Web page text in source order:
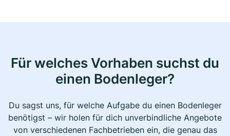
Für welches Vorhaben suchst du
einen Bodenleger?
Du sagst uns, für welche Aufgabe du einen Bodenleger
benötigst – wir holen für dich unverbindliche Angebote
von verschiedenen Fachbetrieben ein, die genau das